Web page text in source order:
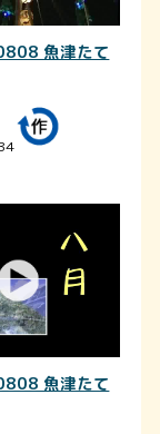
魚津たて
魚津たて